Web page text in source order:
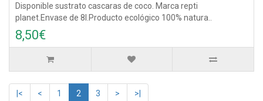
Disponible sustrato cascaras de coco. Marca repti
planet.Envase de 8l.Producto ecológico 100% natura..
8,50€
|< < 1 2 3 >
>|